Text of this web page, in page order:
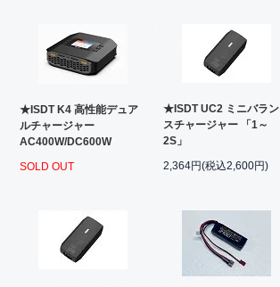
★ISDT K4 高性能デュア
ルチャージャー
AC400W/DC600W
SOLD OUT
★ISDT UC2 ミニバラン
スチャージャー 「1～
2S」
2,364円(税込2,600円)